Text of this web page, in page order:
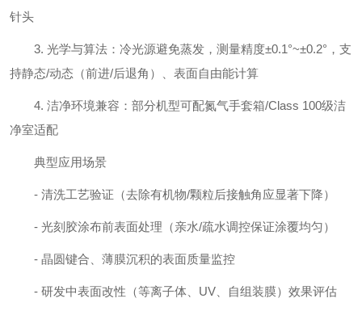
针头
3. 光学与算法：冷光源避免蒸发，测量精度±0.1°~±0.2°，支
持静态/动态（前进/后退角）、表面自由能计算
4. 洁净环境兼容：部分机型可配氮气手套箱/Class 100级洁
净室适配
典型应用场景
- 清洗工艺验证（去除有机物/颗粒后接触角应显著下降）
- 光刻胶涂布前表面处理（亲水/疏水调控保证涂覆均匀）
- 晶圆键合、薄膜沉积的表面质量监控
- 研发中表面改性（等离子体、UV、自组装膜）效果评估